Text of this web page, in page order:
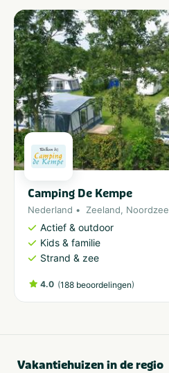
Camping De Kempe
Nederland Zeeland, Noordzee
Actief & outdoor
Kids & familie
Strand & zee
4.0 (188 beoordelingen)
Vakantiehuizen in de regio